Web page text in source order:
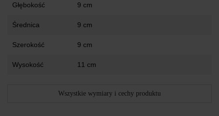
Głębokość 9 cm
Średnica 9 cm
Szerokość 9 cm
Wysokość 11 cm
Wszystkie wymiary i cechy produktu